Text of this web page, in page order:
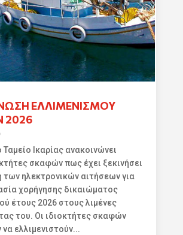
ΕΛΛΙΜΕΝΙΣΜΟΥ
2026
Ταμείο Ικαρίας ανακοινώνει
σκαφών πως έχει ξεκινήσει
των ηλεκτρονικών αιτήσεων για
χορήγησης δικαιώματος
έτους 2026 στους λιμένες
του. Οι ιδιοκτήτες σκαφών
ελλιμενιστούν...